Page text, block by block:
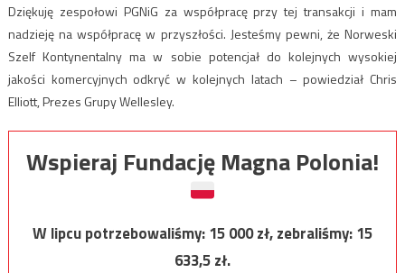
Dziękuję zespołowi PGNiG za współpracę przy tej transakcji i mam
nadzieję na współpracę w przyszłości. Jesteśmy pewni, że Norweski
Szelf Kontynentalny ma w sobie potencjał do kolejnych wysokiej
jakości komercyjnych odkryć w kolejnych latach – powiedział Chris
Elliott, Prezes Grupy Wellesley.
Wspieraj Fundację Magna Polonia!
W lipcu potrzebowaliśmy:15 000zł, zebraliśmy:15
633,5zł.